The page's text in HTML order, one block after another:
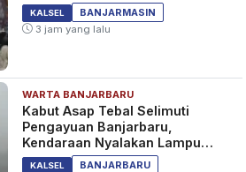
KALSEL
BANJARMASIN
3 jam yang lalu
WARTA BANJARBARU
Kabut Asap Tebal Selimuti
Pengayuan Banjarbaru,
Kendaraan Nyalakan Lampu
Jauh dan Sein
KALSEL
BANJARBARU